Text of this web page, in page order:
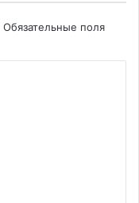
Обязательные поля